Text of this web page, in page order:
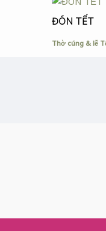
ĐÓN TẾT
Thờ cúng & lễ